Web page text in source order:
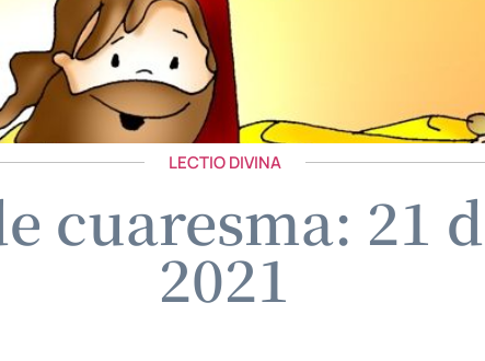
LECTIO DIVINA
cuaresma: 21
2021